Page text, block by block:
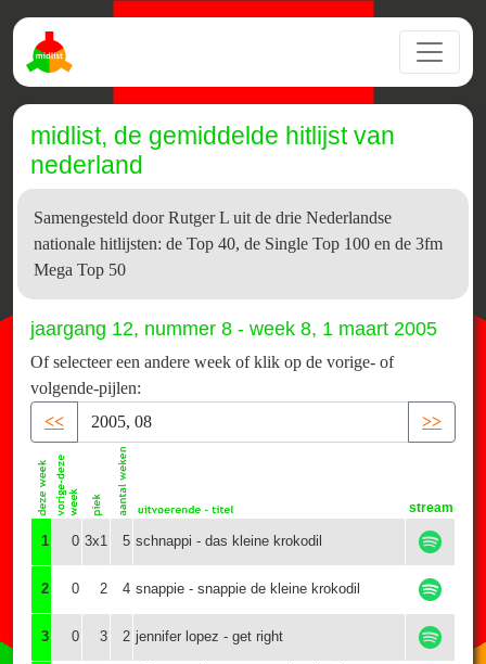
midlist, de gemiddelde hitlijst van
nederland
Samengesteld door Rutger L uit de drie Nederlandse
nationale hitlijsten: de Top 40, de Single Top 100 en de 3fm
Mega Top 50
jaargang 12, nummer 8 - week 8, 1 maart 2005
Of selecteer een andere week of klik op de vorige- of
volgende-pijlen:
<<
>>
stream
1 0 3x1 5 schnappi - das kleine krokodil
2 0 2 4 snappie - snappie de kleine krokodil
3 0 3 2 jennifer lopez - get right